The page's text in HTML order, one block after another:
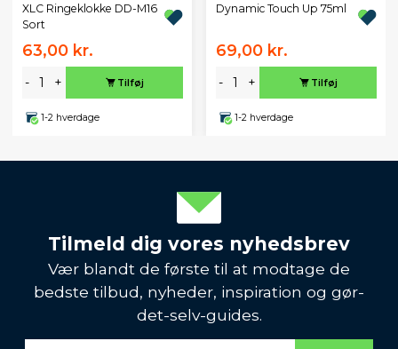
XLC Ringeklokke DD-M16
Sort
63,00 kr.
- + Tilføj
1-2 hverdage
Dynamic Touch Up 75ml
69,00 kr.
- + Tilføj
1-2 hverdage
Tilmeld dig vores nyhedsbrev
Vær blandt de første til at modtage de
bedste tilbud, nyheder, inspiration og gør-
det-selv-guides.